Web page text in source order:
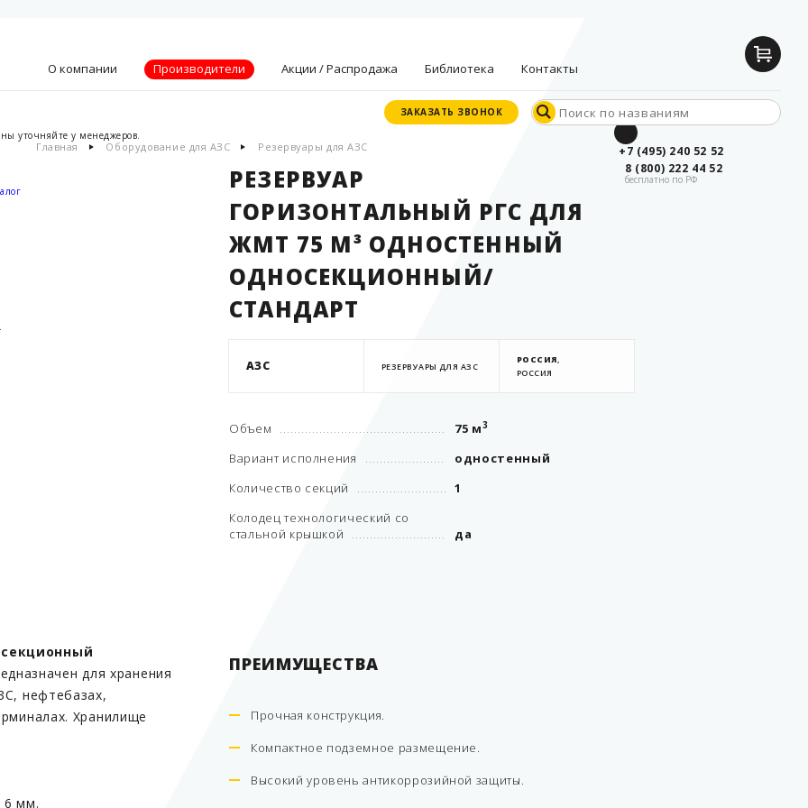
О компании
Видение, миссия
Производители Акции / Распродажа Библиотека
Статьи
Дилерские
сертификаты
Контакты
+7 (495) 240 52 52
8 (800) 222 44 52
бесплатно по РФ
ЗАКАЗАТЬ ЗВОНОК
ЗАКАЗАТЬ ЗВОНОК
уточняйте у менеджеров.
Главная Оборудование для АЗС Резервуары для АЗС
РЕЗЕРВУАР
ГОРИЗОНТАЛЬНЫЙ РГС ДЛЯ
ЖМТ 75 М³ ОДНОСТЕННЫЙ
ОДНОСЕКЦИОННЫЙ/
СТАНДАРТ
АЗС РЕЗЕРВУАРЫ ДЛЯ АЗС
РОССИЯ,
РОССИЯ
Объем 75 м3
Вариант исполнения
одностенный
Количество секций
1
Колодец технологический со
стальной крышкой
да
ПРЕИМУЩЕСТВА
Прочная конструкция.
Компактное подземное размещение.
Высокий уровень антикоррозийной защиты.
для хранения
нефтебазах,
Хранилище
6 мм.